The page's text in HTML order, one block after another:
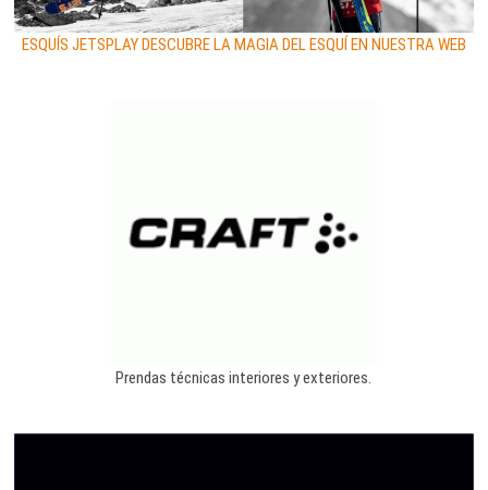
ESQUÍS JETSPLAY DESCUBRE LA MAGIA DEL ESQUÍ EN NUESTRA WEB
Prendas técnicas interiores y exteriores.